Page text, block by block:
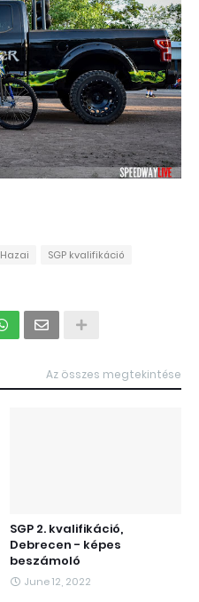
Hazai
SGP kvalifikáció
Az összes megtekintése
SGP 2. kvalifikáció,
Debrecen - képes
beszámoló
June 12, 2022